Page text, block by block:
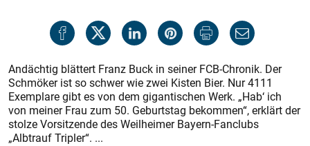
Andächtig blättert Franz Buck in seiner FCB-Chronik. Der
Schmöker ist so schwer wie zwei Kisten Bier. Nur 4111
Exemplare gibt es von dem gigantischen Werk. „Hab‘ ich
von meiner Frau zum 50. Geburtstag bekommen“, erklärt der
stolze Vorsitzende des Weilheimer Bayern-Fanclubs
„Albtrauf Tripler“. ...